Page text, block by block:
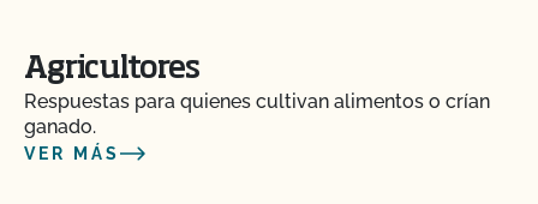
Agricultores
Respuestas para quienes cultivan alimentos o crían
ganado.
VER MÁS